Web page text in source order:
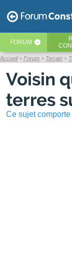
FORUM ‹
Accueil Forum Terrain
Voisin
terres
Ce sujet